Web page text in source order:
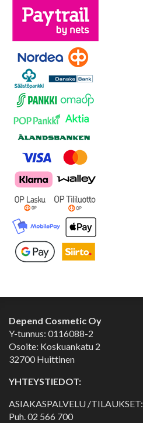
Depend Cosmetic Oy
Y-tunnus: 0116088-2
Osoite: Koskuankatu 2
32700 Huittinen
YHTEYSTIEDOT:
ASIAKASPALVELU /TILAUKSET:
Puh.02 566 700